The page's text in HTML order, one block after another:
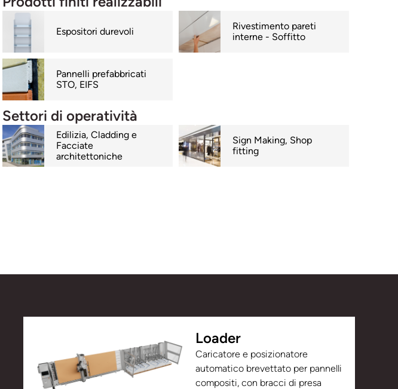
Espositori durevoli
Rivestimento pareti
interne - Soffitto
Pannelli prefabbricati
STO, EIFS
Settori di operatività
Edilizia, Cladding e
Facciate
architettoniche
Sign Making, Shop
fitting
Loader
Caricatore e posizionatore
automatico brevettato per pannelli
compositi, con bracci di presa